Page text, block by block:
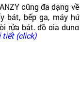
cũng đa dạng
bát, bếp ga, máy
rửa bát, đồ gia
bếp từ Canzy.
tiết (click)